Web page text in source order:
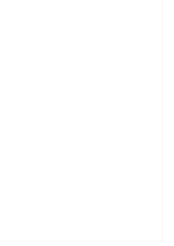
hvězdiček.
hvězdiček.